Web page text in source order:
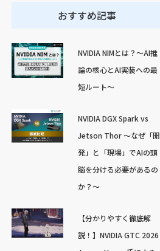
おすすめ記事
NVIDIA NIMとは？～AI推
論の核心とAI実装への最
短ルート～
NVIDIA DGX Spark vs
Jetson Thor ～なぜ「開
発」と「現場」でAIの頭
脳を分ける必要があるの
か？～
【分かりやすく徹底解
説！】NVIDIA GTC 2026